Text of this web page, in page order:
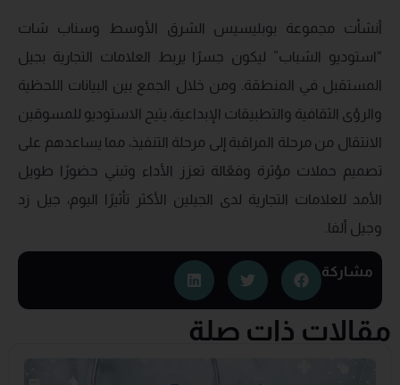
أنشأت مجموعة بوبليسيس الشرق الأوسط وسناب شات
“استوديو الشباب” ليكون جسرًا يربط العلامات التجارية بجيل
المستقبل في المنطقة. ومن خلال الجمع بين البيانات اللحظية
والرؤى الثقافية والتطبيقات الإبداعية، يتيح الاستوديو للمسوقين
الانتقال من مرحلة المراقبة إلى مرحلة التنفيذ، مما يساعدهم على
تصميم حملات مؤثرة وفعّالة تعزز الأداء وتبني حضورًا طويل
الأمد للعلامات التجارية لدى الجيلين الأكثر تأثيرًا اليوم، جيل زد
وجيل ألفا.
مشاركة
مقالات ذات صلة